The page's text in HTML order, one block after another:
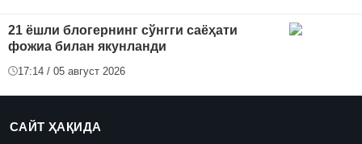
21 ёшли блогернинг сўнгги саёҳати
фожиа билан якунланди
17:14 / 05 август 2026
САЙТ ҲАҚИДА